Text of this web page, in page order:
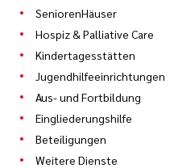
SeniorenHäuser
Hospiz & Palliative Care
Kindertagesstätten
Jugendhilfeeinrichtungen
Aus- und Fortbildung
Eingliederungshilfe
Beteiligungen
Weitere Dienste